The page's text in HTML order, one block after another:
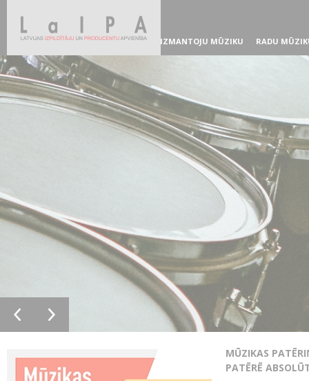
IZMANTOJU MŪZIKU RADU
MŪZIKAS
PATĒRĒ